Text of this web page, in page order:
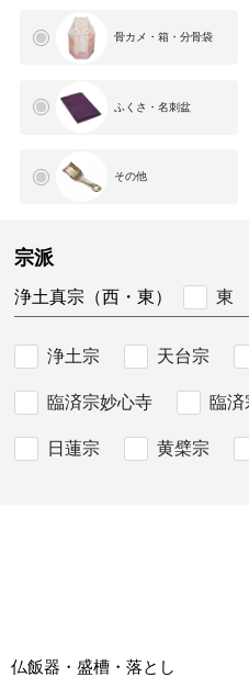
骨カメ・箱・分骨袋
ふくさ・名刺盆
その他
宗派
浄土真宗（西・東） 東
浄土宗 天台宗
臨済宗妙心寺 臨済
日蓮宗 黄檗宗
仏飯器・盛槽・落とし